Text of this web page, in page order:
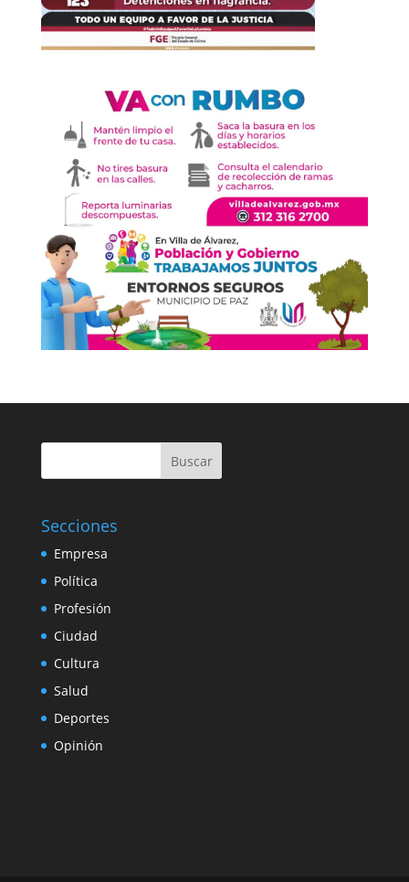
Buscar
Secciones
Empresa
Política
Profesión
Ciudad
Cultura
Salud
Deportes
Opinión